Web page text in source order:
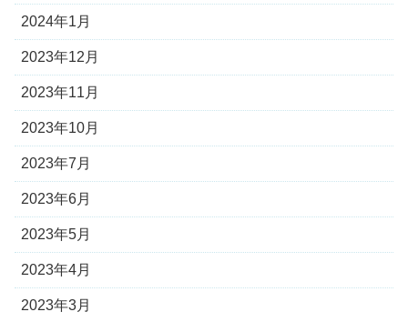
2024年1月
2023年12月
2023年11月
2023年10月
2023年7月
2023年6月
2023年5月
2023年4月
2023年3月